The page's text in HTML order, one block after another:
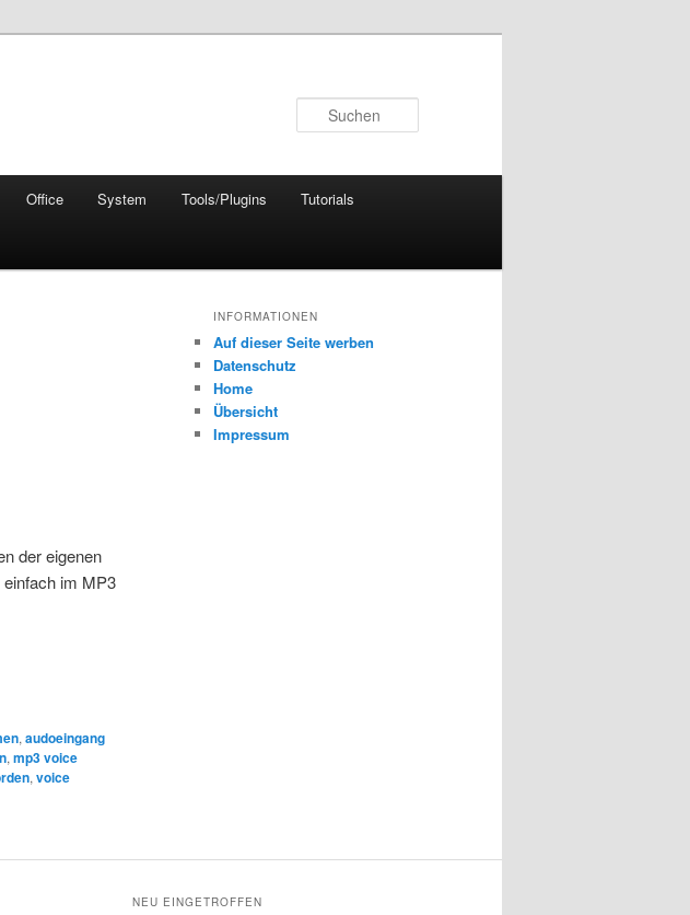
Office System Tools/Plugins Tutorials
der eigenen
im MP3
, audoeingang
, mp3 voice
, voice
INFORMATIONEN
Auf dieser Seite werben
Datenschutz
Home
Übersicht
Impressum
NEU EINGETROFFEN